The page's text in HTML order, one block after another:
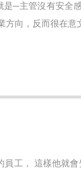
─主管沒有安全
方向，反而很在意
工， 這樣他就